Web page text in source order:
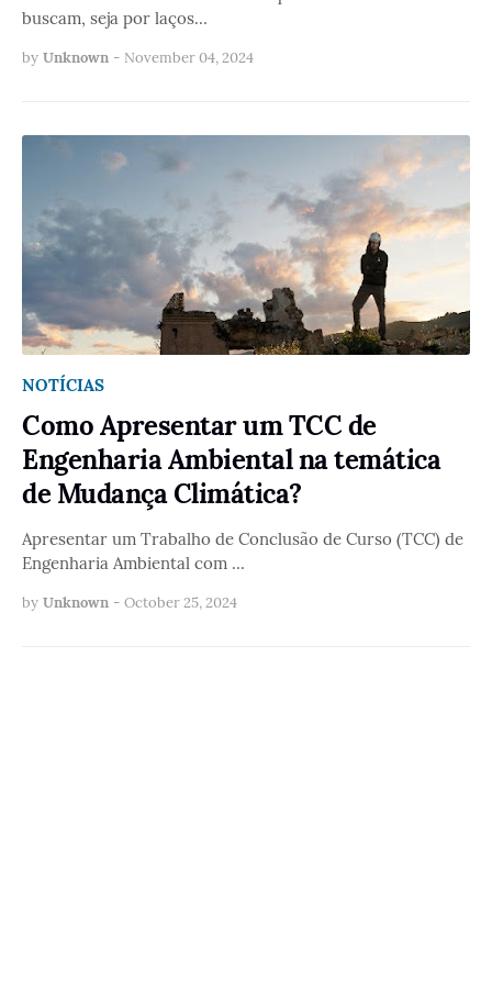
buscam, seja por laços…
by Unknown - November 04, 2024
NOTÍCIAS
Como Apresentar um TCC de
Engenharia Ambiental na temática
de Mudança Climática?
Apresentar um Trabalho de Conclusão de Curso (TCC) de
Engenharia Ambiental com …
by Unknown - October 25, 2024